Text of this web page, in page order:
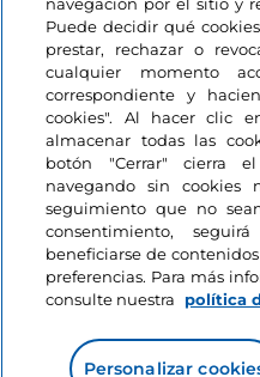
Información del sitio
Enlaces útiles
Acceso
Estamos en contacto
Puede decidir qué
prestar, rechazar o
cualquier momento
correspondiente y
cookies". Al hacer clic
almacenar todas las
botón "Cerrar" cierra
navegando sin cookies
seguimiento que no
consentimiento,
beneficiarse de
preferencias. Para más
consulte nuestra
política
Personalizar